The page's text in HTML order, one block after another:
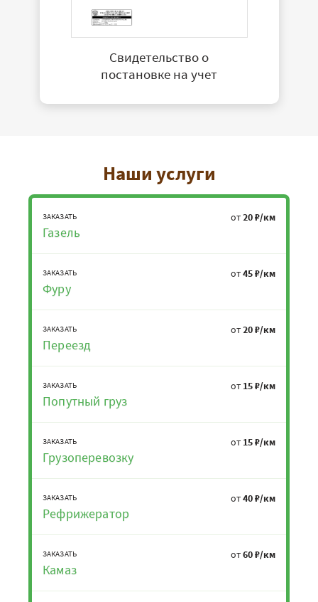
Свидетельство о
постановке на учет
Наши услуги
ЗАКАЗАТЬ
Газель
от20 ₽/км
ЗАКАЗАТЬ
Фуру
от45 ₽/км
ЗАКАЗАТЬ
Переезд
от20 ₽/км
ЗАКАЗАТЬ
Попутный груз
от 15 ₽/км
ЗАКАЗАТЬ
Грузоперевозку
от 15 ₽/км
ЗАКАЗАТЬ
Рефрижератор
от40 ₽/км
ЗАКАЗАТЬ
Камаз
от60 ₽/км